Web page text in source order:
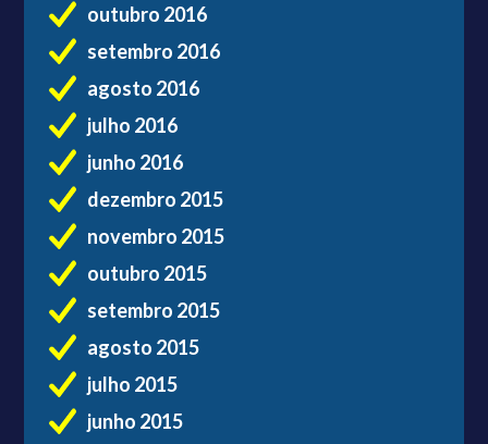
outubro 2016
setembro 2016
agosto 2016
julho 2016
junho 2016
dezembro 2015
novembro 2015
outubro 2015
setembro 2015
agosto 2015
julho 2015
junho 2015